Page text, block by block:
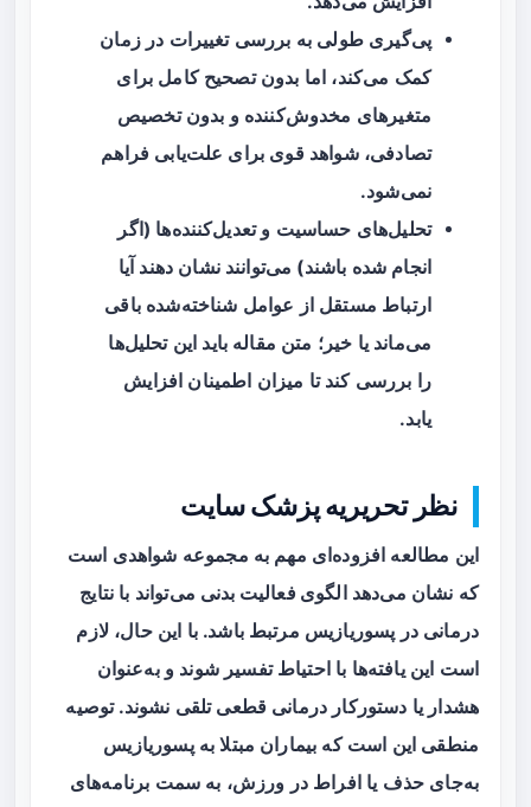
پی‌گیری طولی به بررسی تغییرات در زمان
کمک می‌کند، اما بدون تصحیح کامل برای
متغیرهای مخدوش‌کننده و بدون تخصیص
تصادفی، شواهد قوی برای علت‌یابی فراهم
نمی‌شود.
تحلیل‌های حساسیت و تعدیل‌کننده‌ها (اگر
انجام شده باشند) می‌توانند نشان دهند آیا
ارتباط مستقل از عوامل شناخته‌شده باقی
می‌ماند یا خیر؛ متن مقاله باید این تحلیل‌ها
را بررسی کند تا میزان اطمینان افزایش
یابد.
نظر تحریریه پزشک سایت
این مطالعه افزوده‌ای مهم به مجموعه شواهدی است
که نشان می‌دهدالگوی فعالیت بدنی می‌تواند با نتایج
درمانی در پسوریازیس مرتبط باشد. با این حال، لازم
است این یافته‌ها با احتیاط تفسیر شوند و به‌عنوان
هشدار یا دستورکار درمانی قطعی تلقی نشوند. توصیه
منطقی این است که بیماران مبتلا به پسوریازیس
به‌جای حذف یا افراط در ورزش، به سمت برنامه‌های